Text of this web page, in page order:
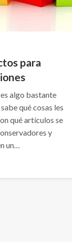
para
algo bastante
qué cosas les
qué artículos se
y
un…